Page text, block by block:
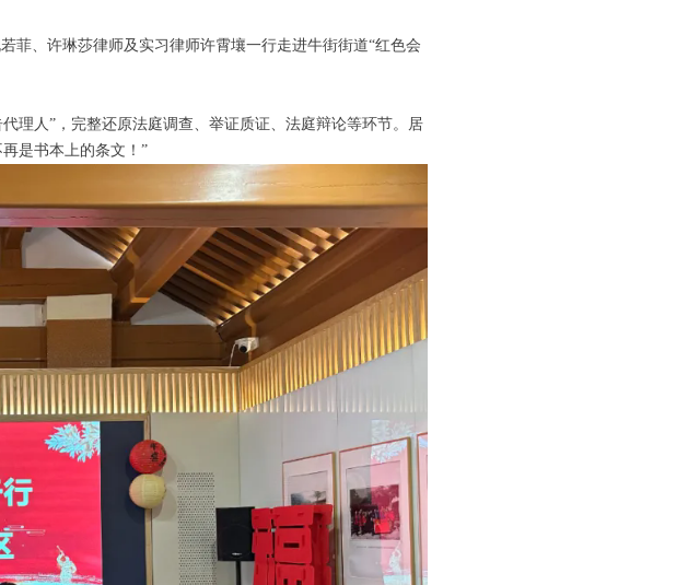
菲、许琳莎律师及实习律师许霄壤一行走进牛街街道“红色会
理人”，完整还原法庭调查、举证质证、法庭辩论等环节。居
是书本上的条文！”